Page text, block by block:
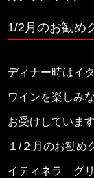
1/2月のお勧め
ディナー時はイ
ワインを楽しみ
お受けしていま
１/２月のお勧め
イティネラ グ